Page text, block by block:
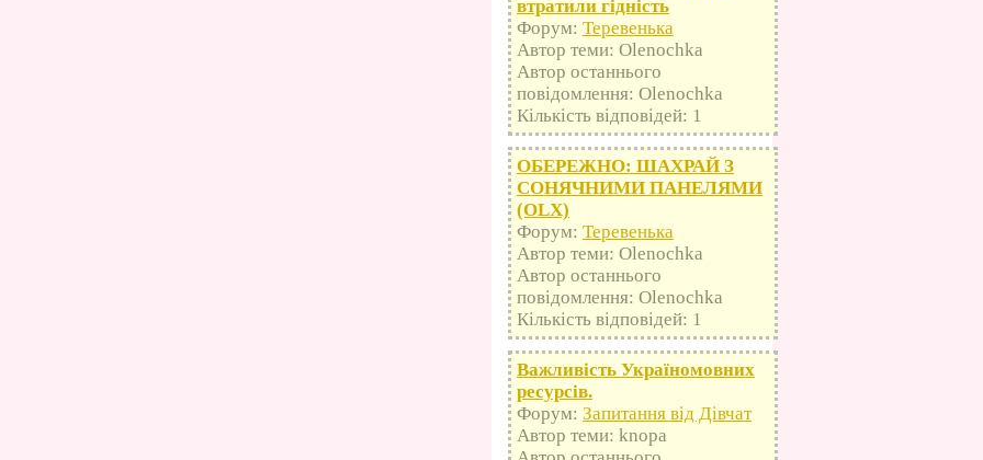
втратили гідність
Форум: Теревенька
Автор теми: Olenochka
Автор останнього
повідомлення: Olenochka
Кількість відповідей: 1
ОБЕРЕЖНО: ШАХРАЙ З
СОНЯЧНИМИ ПАНЕЛЯМИ
(OLX)
Форум: Теревенька
Автор теми: Olenochka
Автор останнього
повідомлення: Olenochka
Кількість відповідей: 1
Важливість Україномовних
ресурсів.
Форум: Запитання від Дівчат
Автор теми: knopa